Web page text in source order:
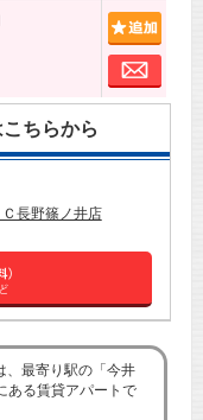
お問
ちらから
Ｃ長野篠ノ井店
、最寄り駅の「今井
ある賃貸アパートで